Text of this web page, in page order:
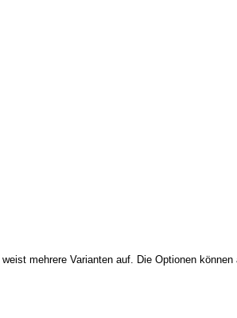
mehrere Varianten auf. Die Optionen